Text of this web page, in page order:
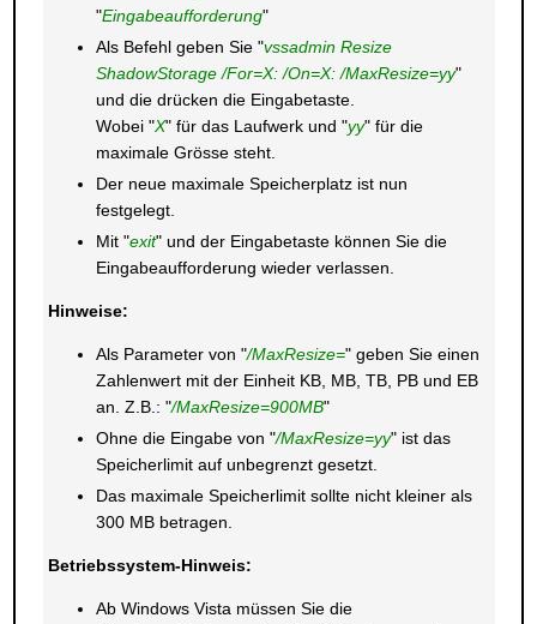
"Eingabeaufforderung"
Als Befehl geben Sie "vssadmin Resize
ShadowStorage /For=X: /On=X: /MaxResize=yy"
und die drücken die Eingabetaste.
Wobei "X" für das Laufwerk und "yy" für die
maximale Grösse steht.
Der neue maximale Speicherplatz ist nun
festgelegt.
Mit "exit" und der Eingabetaste können Sie die
Eingabeaufforderung wieder verlassen.
Hinweise:
Als Parameter von "/MaxResize=" geben Sie einen
Zahlenwert mit der Einheit KB, MB, TB, PB und EB
an. Z.B.: "/MaxResize=900MB"
Ohne die Eingabe von "/MaxResize=yy" ist das
Speicherlimit auf unbegrenzt gesetzt.
Das maximale Speicherlimit sollte nicht kleiner als
300 MB betragen.
Betriebssystem-Hinweis:
Ab Windows Vista müssen Sie die